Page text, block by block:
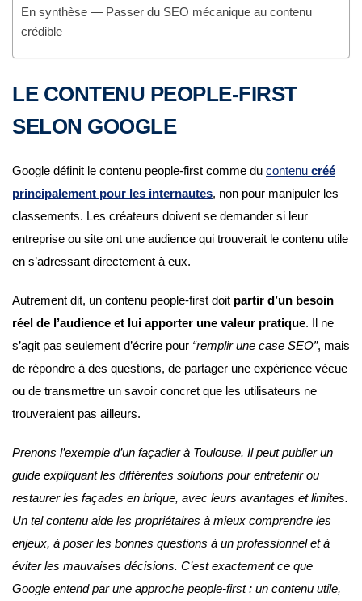
En synthèse — Passer du SEO mécanique au contenu
crédible
LE CONTENU PEOPLE-FIRST
SELON GOOGLE
Google définit le contenu people-first comme du contenu créé
principalement pour les internautes, non pour manipuler les
classements. Les créateurs doivent se demander si leur
entreprise ou site ont une audience qui trouverait le contenu utile
en s’adressant directement à eux.
Autrement dit, un contenu people-first doit partir d’un besoin
réel de l’audience et lui apporter une valeur pratique. Il ne
s’agit pas seulement d’écrire pour “remplir une case SEO”, mais
de répondre à des questions, de partager une expérience vécue
ou de transmettre un savoir concret que les utilisateurs ne
trouveraient pas ailleurs.
Prenons l’exemple d’un façadier à Toulouse. Il peut publier un
guide expliquant les différentes solutions pour entretenir ou
restaurer les façades en brique, avec leurs avantages et limites.
Un tel contenu aide les propriétaires à mieux comprendre les
enjeux, à poser les bonnes questions à un professionnel et à
éviter les mauvaises décisions. C’est exactement ce que
Google entend par une approche people-first : un contenu utile,